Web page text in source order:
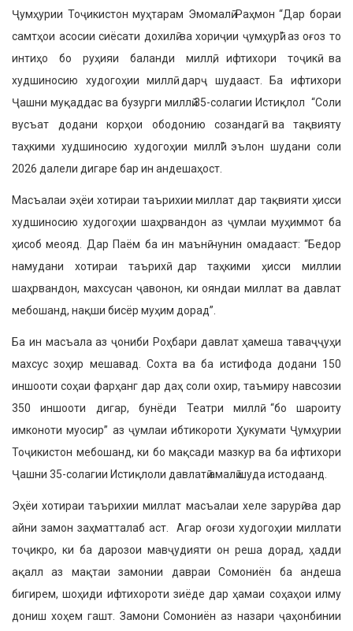
Ҷумҳурии Тоҷикистон муҳтарам Эмомалӣ Раҳмон “Дар бораи
самтҳои асосии сиёсати дохилӣ ва хориҷии ҷумҳурӣ” аз оғоз то
интиҳо бо руҳияи баланди миллӣ, ифтихори тоҷикӣ ва
худшиносию худогоҳии миллӣ дарҷ шудааст. Ба ифтихори
Ҷашни муқаддас ва бузурги миллӣ 35-солагии Истиқлол “Соли
вусъат додани корҳои ободонию созандагӣ ва тақвияту
таҳкими худшиносию худогоҳии миллӣ” эълон шудани соли
2026 далели дигаре бар ин андешаҳост.
Масъалаи эҳёи хотираи таърихии миллат дар тақвияти ҳисси
худшиносию худогоҳии шаҳрвандон аз ҷумлаи муҳиммот ба
ҳисоб меояд. Дар Паём ба ин маънӣ чунин омадааст: “Бедор
намудани хотираи таърихӣ дар таҳкими ҳисси миллии
шаҳрвандон, махсусан ҷавонон, ки ояндаи миллат ва давлат
мебошанд, нақши бисёр муҳим дорад”.
Ба ин масъала аз ҷониби Роҳбари давлат ҳамеша таваҷҷуҳи
махсус зоҳир мешавад. Сохта ва ба истифода додани 150
иншооти соҳаи фарҳанг дар даҳ соли охир, таъмиру навсозии
350 иншооти дигар, бунёди Театри миллӣ “бо шароиту
имконоти муосир” аз ҷумлаи ибтикороти Ҳукумати Ҷумҳурии
Тоҷикистон мебошанд, ки бо мақсади мазкур ва ба ифтихори
Ҷашни 35-солагии Истиқлоли давлатӣ амалӣ шуда истодаанд.
Эҳёи хотираи таърихии миллат масъалаи хеле зарурӣ ва дар
айни замон заҳматталаб аст. Агар оғози худогоҳии миллати
тоҷикро, ки ба дарозои мавҷудияти он реша дорад, ҳадди
ақалл аз мақтаи замонии давраи Сомониён ба андеша
бигирем, шоҳиди ифтихороти зиёде дар ҳамаи соҳаҳои илму
дониш хоҳем гашт. Замони Сомониён аз назари ҷаҳонбинии